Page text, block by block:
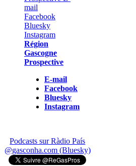
Région
Gascogne
Prospective
E-mail
Facebook
Bluesky
Instagram
Podcasts sur Ràdio País
@gasconha.com (Bluesky)